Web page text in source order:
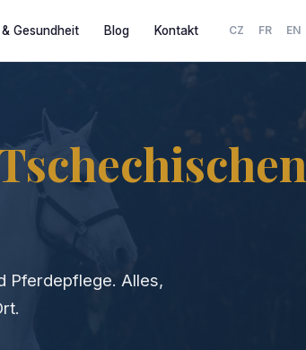
Gesundheit Blog Kontakt CZ FR EN
Pferdepflege. Alles,